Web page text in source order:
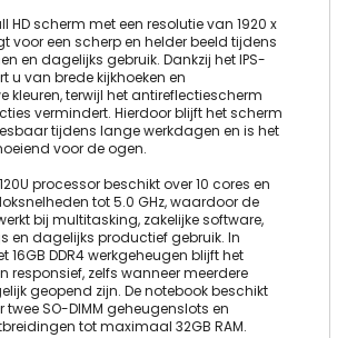
HD scherm met een resolutie van 1920 x
voor een scherp en helder beeld tijdens
en dagelijks gebruik. Dankzij het IPS-
u van brede kijkhoeken en
kleuren, terwijl het antireflectiescherm
vermindert. Hierdoor blijft het scherm
tijdens lange werkdagen en is het
voor de ogen.
processor beschikt over 10 cores en
tot 5.0 GHz, waardoor de
bij multitasking, zakelijke software,
en dagelijks productief gebruik. In
DDR4 werkgeheugen blijft het
responsief, zelfs wanneer meerdere
geopend zijn. De notebook beschikt
twee SO-DIMM geheugenslots en
tot maximaal 32GB RAM.